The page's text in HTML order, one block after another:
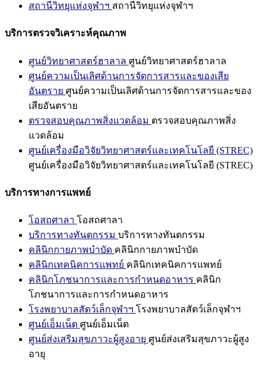
สถานีวิทยุแห่งจุฬาฯ สถานีวิทยุแห่งจุฬาฯ
บริการตรวจวิเคราะห์คุณภาพ
ศูนย์วิทยาศาสตร์ฮาลาล ศูนย์วิทยาศาสตร์ฮาลาล
ศูนย์ความเป็นเลิศด้านการจัดการสารและของเสีย
อันตราย ศูนย์ความเป็นเลิศด้านการจัดการสารและของ
เสียอันตราย
ตรวจสอบคุณภาพสิ่งแวดล้อม ตรวจสอบคุณภาพสิ่ง
แวดล้อม
ศูนย์เครื่องมือวิจัยวิทยาศาสตร์และเทคโนโลยี (STREC)
ศูนย์เครื่องมือวิจัยวิทยาศาสตร์และเทคโนโลยี (STREC)
บริการทางการแพทย์
โอสถศาลา โอสถศาลา
บริการทางทันตกรรม บริการทางทันตกรรม
คลินิกกายภาพบำบัด คลินิกกายภาพบำบัด
คลินิกเทคนิคการแพทย์ คลินิกเทคนิคการแพทย์
คลินิกโภชนาการและการกำหนดอาหาร คลินิก
โภชนาการและการกำหนดอาหาร
โรงพยาบาลสัตว์เล็กจุฬาฯ โรงพยาบาลสัตว์เล็กจุฬาฯ
ศูนย์เอ็มเน็ต ศูนย์เอ็มเน็ต
ศูนย์ส่งเสริมสุขภาวะผู้สูงอายุ ศูนย์ส่งเสริมสุขภาวะผู้สูง
อายุ